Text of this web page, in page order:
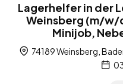
Lagerhelfer in der
Weinsberg (m/w/
Minijob,
74189 Weinsberg,